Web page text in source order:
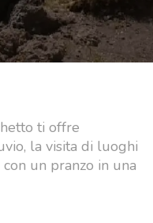
ti offre
la visita di luoghi
un pranzo in una